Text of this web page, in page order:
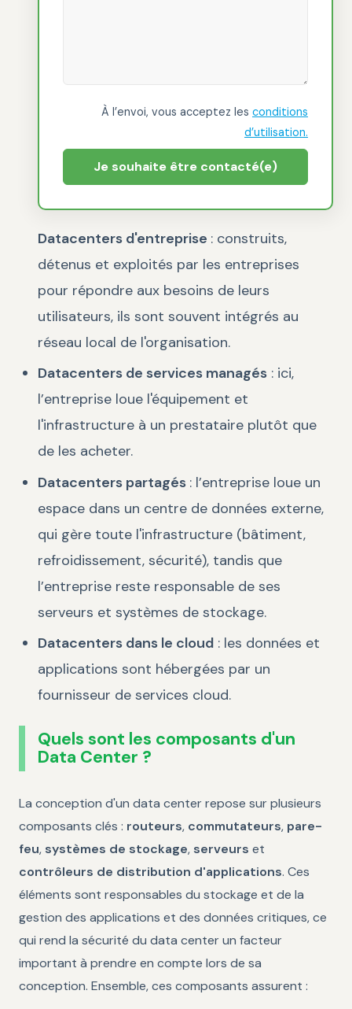
À l’envoi, vous acceptez les conditions
d’utilisation.
Je souhaite être contacté(e)
Datacenters d'entreprise : construits,
détenus et exploités par les entreprises
pour répondre aux besoins de leurs
utilisateurs, ils sont souvent intégrés au
réseau local de l'organisation.
Datacenters de services managés : ici,
l’entreprise loue l'équipement et
l'infrastructure à un prestataire plutôt que
de les acheter.
Datacenters partagés : l’entreprise loue un
espace dans un centre de données externe,
qui gère toute l'infrastructure (bâtiment,
refroidissement, sécurité), tandis que
l’entreprise reste responsable de ses
serveurs et systèmes de stockage.
Datacenters dans le cloud : les données et
applications sont hébergées par un
fournisseur de services cloud.
Quels sont les composants d'un
Data Center ?
La conception d'un data center repose sur plusieurs
composants clés : routeurs, commutateurs, pare-
feu,systèmes de stockage,serveurs et
contrôleurs de distribution d'applications. Ces
éléments sont responsables du stockage et de la
gestion des applications et des données critiques, ce
qui rend la sécurité du data center un facteur
important à prendre en compte lors de sa
conception. Ensemble, ces composants assurent :